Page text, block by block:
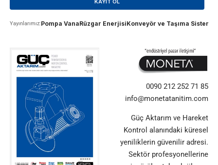
Yayınlarımız:Pompa VanaRüzgar EnerjisiKonveyör ve Taşıma
0090 212 252 71 85
info@monetatanitim.com
Güç Aktarım ve Hareket
Kontrol alanındaki küresel
yeniliklerin güvenilir adresi.
Sektör profesyonellerine